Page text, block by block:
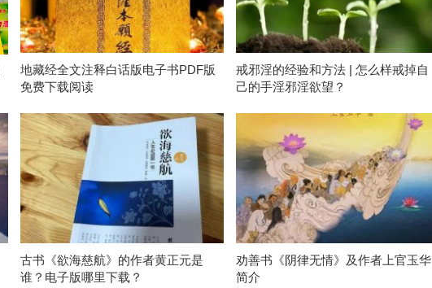
地藏经全文注释白话版电子书PDF版
免费下载阅读
戒邪淫的经验和方法 | 怎么样戒掉自
己的手淫邪淫欲望？
古书《欲海慈航》的作者黄正元是
谁？电子版哪里下载？
劝善书《阴律无情》及作者上官玉华
简介